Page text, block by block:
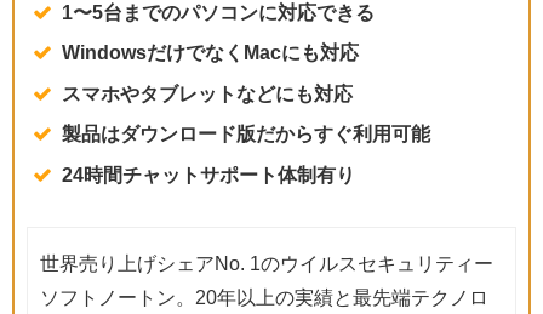
1〜5台までのパソコンに対応できる
WindowsだけでなくMacにも対応
スマホやタブレットなどにも対応
製品はダウンロード版だからすぐ利用可能
24時間チャットサポート体制有り
世界売り上げシェアNo. 1のウイルスセキュリティー
ソフトノートン。20年以上の実績と最先端テクノロ